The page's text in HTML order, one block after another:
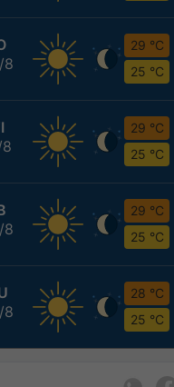
8
29 °C
25 °C
29 °C
25 °C
8
29 °C
25 °C
8
28 °C
25 °C